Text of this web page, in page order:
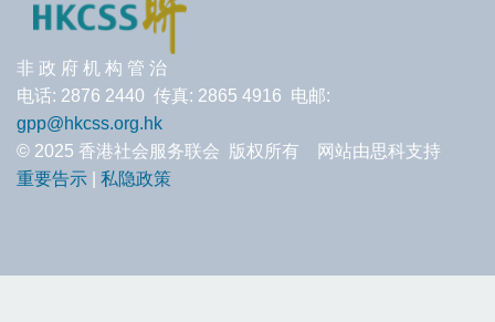
非 政 府 机 构 管 治
电话: 2876 2440 传真: 2865 4916 电邮:
gpp@hkcss.org.hk
© 2025 香港社会服务联会 版权所有 网站由思科支持
重要告示
私隐政策